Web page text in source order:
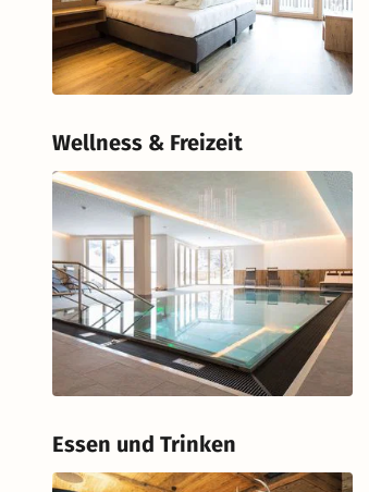
Wellness & Freizeit
Essen und Trinken